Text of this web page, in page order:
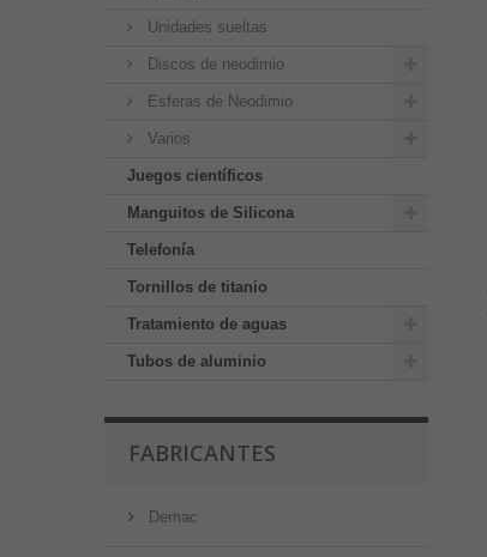
Unidades sueltas
Discos de neodimio
Esferas de Neodimio
Varios
Juegos científicos
Manguitos de Silicona
Telefonía
Tornillos de titanio
Tratamiento de aguas
Tubos de aluminio
FABRICANTES
Demac